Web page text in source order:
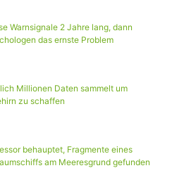
Warnsignale 2 Jahre lang, dann
das ernste Problem
Millionen Daten sammelt um
zu schaffen
behauptet, Fragmente eines
am Meeresgrund gefunden